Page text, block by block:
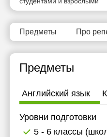
Предметы Про
Предметы
Английский язык
Уровни подготовки
5 - 6 классы